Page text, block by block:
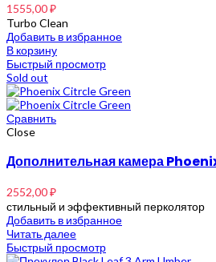
1555,00₽
Turbo Clean
Добавить в избранное
В корзину
Быстрый просмотр
Sold out
Сравнить
Close
Дополнительная камера
2552,00₽
стильный и эффективный перколятор
Добавить в избранное
Читать далее
Быстрый просмотр